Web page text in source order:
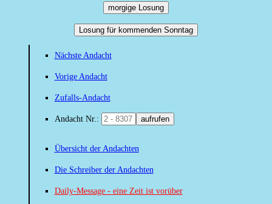
morgige Losung
Losung für kommenden Sonntag
Nächste Andacht
Vorige Andacht
Zufalls-Andacht
Andacht Nr.: aufrufen
Übersicht der Andachten
Die Schreiber der Andachten
Daily-Message - eine Zeit ist vorüber